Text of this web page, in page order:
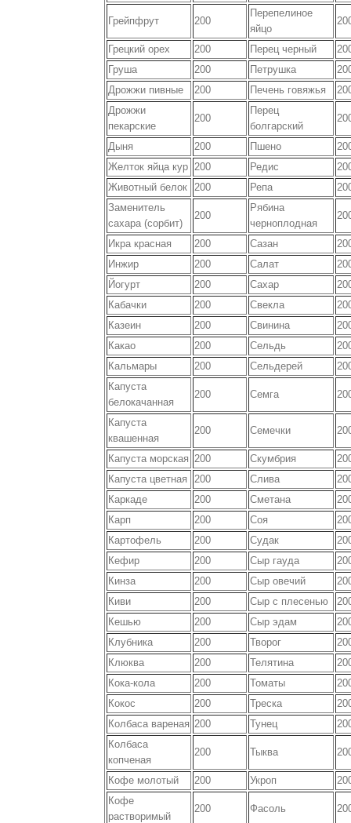
Грейпфрут 200
Перепелиное
яйцо
Грецкий орех 200 Перец черный
Груша
200 Петрушка
Дрожжи пивные
200 Печень говяжья
Дрожжи
пекарские
200
Перец
болгарский
Дыня 200 Пшено
Желток яйца кур 200 Редис
Животный белок
200 Репа
Заменитель
сахара (сорбит)
200
Рябина
черноплодная
Икра красная 200 Сазан
Инжир
200 Салат
Йогурт
200 Сахар
Кабачки
200 Свекла
Казеин
200 Свинина
Какао
200 Сельдь
Кальмары
200 Сельдерей
Капуста
белокачанная
200 Семга
Капуста
квашенная
200 Семечки
Капуста морская 200 Скумбрия
Капуста цветная
200 Слива
Каркаде
200 Сметана
Карп
200 Соя
Картофель
200 Судак
Кефир
200 Сыр гауда
Кинза
200 Сыр овечий
Киви
200 Сыр с плесенью
Кешью
200 Сыр эдам
Клубника
200 Творог
Клюква
200 Телятина
Кока-кола
200 Томаты
Кокос
200 Треска
Колбаса вареная 200 Тунец
Колбаса
копченая
200 Тыква
Кофе молотый 200 Укроп
Кофе
растворимый
200 Фасоль